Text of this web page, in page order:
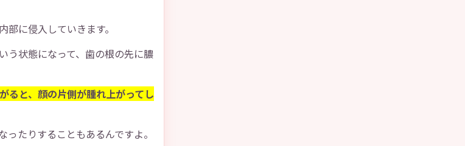
に侵入していきます。
う状態になって、歯の根の先に膿
ると、顔の片側が腫れ上がってし
たりすることもあるんですよ。